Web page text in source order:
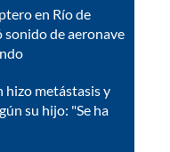
en Río de
sonido de aeronave
hizo metástasis y
su hijo: "Se ha